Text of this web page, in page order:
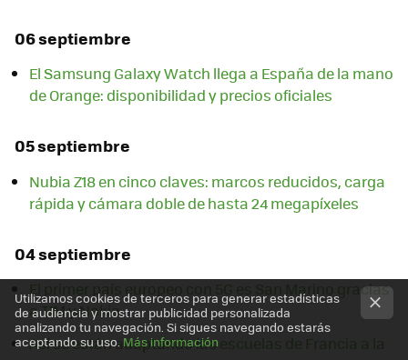
06 septiembre
El Samsung Galaxy Watch llega a España de la mano
de Orange: disponibilidad y precios oficiales
05 septiembre
Nubia Z18 en cinco claves: marcos reducidos, carga
rápida y cámara doble de hasta 24 megapíxeles
04 septiembre
El primer país europeo con 5G es San Marino gracias
a TIM y Nokia
Así se están adaptando las escuelas de Francia a la
Utilizamos cookies de terceros para generar estadísticas
de audiencia y mostrar publicidad personalizada
analizando tu navegación. Si sigues navegando estarás
aceptando su uso. Más información